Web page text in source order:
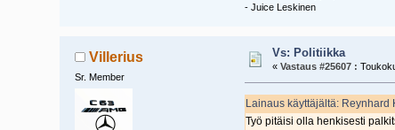
- Juice Leskinen
Villerius
Sr. Member
Vs: Politiikka
« Vastaus #25607 :
Lainaus käyttäjältä:
Työ pitäisi olla henkisesti